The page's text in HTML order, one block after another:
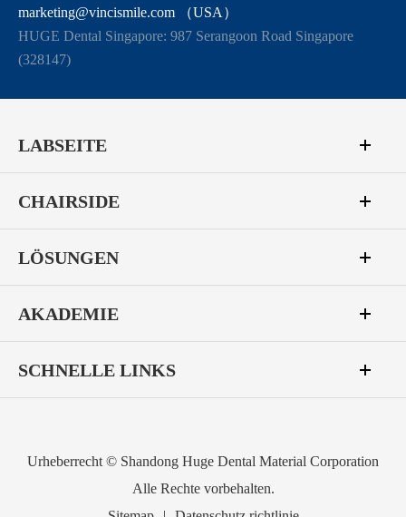
marketing@vincismile.com （USA）
HUGE Dental Singapore: 987 Serangoon Road Singapore
(328147)
LABSEITE
CHAIRSIDE
LÖSUNGEN
AKADEMIE
SCHNELLE LINKS
Urheberrecht © Shandong Huge Dental Material Corporation
Alle Rechte vorbehalten.